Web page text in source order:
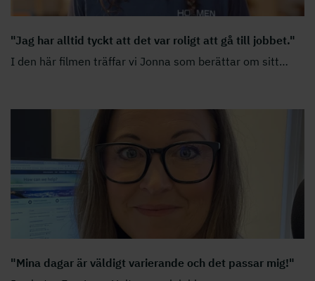
"Jag har alltid tyckt att det var roligt att gå till jobbet."
I den här filmen träffar vi Jonna som berättar om sitt…
"Mina dagar är väldigt varierande och det passar mig!"